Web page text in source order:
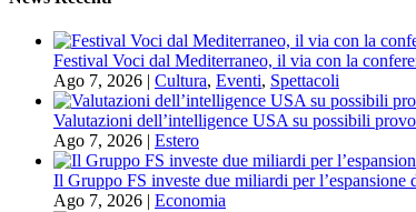
Festival Voci dal Mediterraneo, il via con la
Ago 7, 2026
Cultura, Eventi, Spettacoli
Valutazioni dell’intelligence USA su possibili
Ago 7, 2026
Estero
Il Gruppo FS investe due miliardi per
Ago 7, 2026
Economia